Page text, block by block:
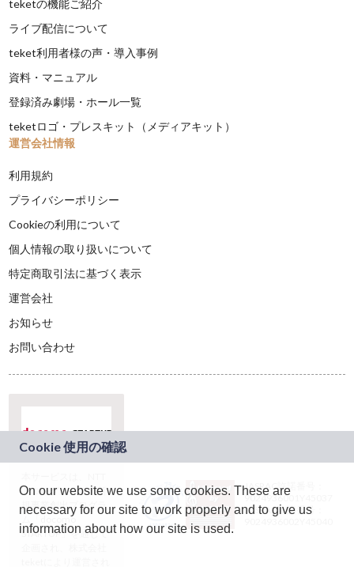
teketの機能ご紹介
ライブ配信について
teket利用者様の声・導入事例
資料・マニュアル
登録済み劇場・ホール一覧
teketロゴ・プレスキット（メディアキット）
運営会社情報
利用規約
プライバシーポリシー
Cookieの利用について
個人情報の取り扱いについて
特定商取引法に基づく表示
運営会社
お知らせ
お問い合わせ
ドコモグループの新
規事業創出プログラ
ム「docomo
STARTUP」を通じて
JASRAC許諾番号：
9024936001Y45037
JASRAC許諾番号：
On our website we use some cookies. These are
necessary for our site to work properly and to give us
information about how our site is used.